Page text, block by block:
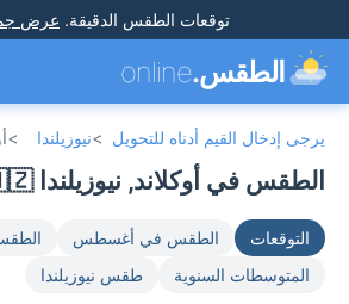
توقعات الطقس الدقيقة. عرض
الطقس.online
يرجى إدخال القيم أدناه للتحويل >نيوزيلندا >
الطقس في أوكلاند, نيوزيلندا 🇳🇿
التوقعات الطقس في أغسطس
المتوسطات السنوية
طقس نيوزيلندا